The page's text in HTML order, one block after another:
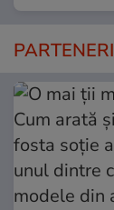
PARTENERI